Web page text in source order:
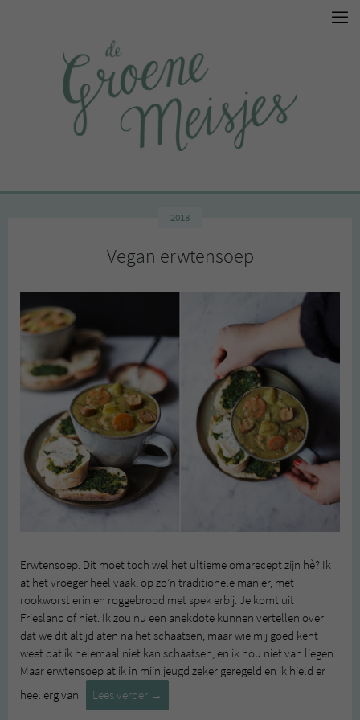
2018
Vegan erwtensoep
Erwtensoep. Dit moet toch wel het ultieme omarecept zijn hè? Ik
at het vroeger heel vaak, op zo’n traditionele manier, met
rookworst erin en roggebrood met spek erbij. Je komt uit
Friesland of niet. Ik zou nu een anekdote kunnen vertellen over
dat we dit altijd aten na het schaatsen, maar wie mij goed kent
weet dat ik helemaal niet kan schaatsen, en ik hou niet van liegen.
Maar erwtensoep at ik in mijn jeugd zeker geregeld en ik hield er
heel erg van.
Lees verder Vegan
erwtensoep
→